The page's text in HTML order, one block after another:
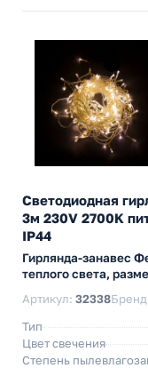
Светодиодная
3м 230V 2700K
IP44
Гирлянда-занавес
теплого света,
Артикул: 32338
Тип
Цвет свечения
Степень